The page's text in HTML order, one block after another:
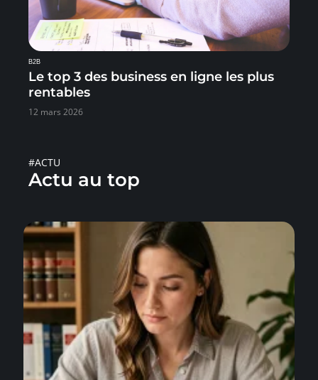
B2B
Le top 3 des business en ligne les plus
rentables
12 mars 2026
#ACTU
Actu au top